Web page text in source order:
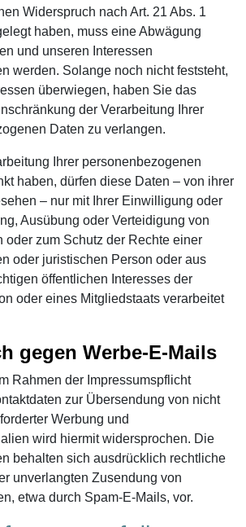
Widerspruch nach Art. 21 Abs. 1
haben, muss eine Abwägung
und unseren Interessen
werden. Solange noch nicht feststeht,
überwiegen, haben Sie das
der Verarbeitung Ihrer
Daten zu verlangen.
Ihrer personenbezogenen
haben, dürfen diese Daten – von ihrer
– nur mit Ihrer Einwilligung oder
Ausübung oder Verteidigung von
oder zum Schutz der Rechte einer
oder juristischen Person oder aus
öffentlichen Interesses der
oder eines Mitgliedstaats verarbeitet
gegen Werbe-E-Mails
Rahmen der Impressumspflicht
zur Übersendung von nicht
Werbung und
wird hiermit widersprochen. Die
behalten sich ausdrücklich rechtliche
unverlangten Zusendung von
etwa durch Spam-E-Mails, vor.